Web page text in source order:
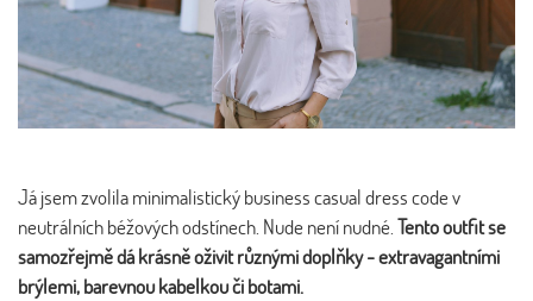
Já jsem zvolila minimalistický business casual dress code v
neutrálních béžových odstínech. Nude není nudné.Tento outfit se
samozřejmě dá krásně oživit různými doplňky - extravagantními
brýlemi, barevnou kabelkou či botami.